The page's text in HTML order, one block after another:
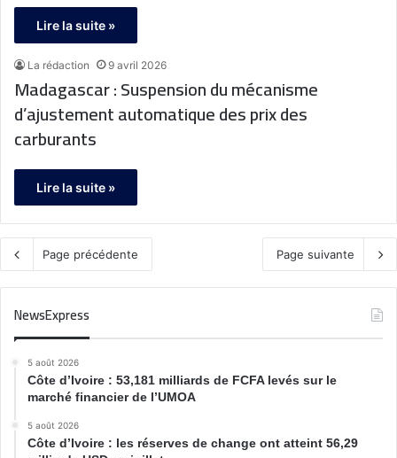
Lire la suite »
La rédaction 9 avril 2026
Madagascar : Suspension du mécanisme
d’ajustement automatique des prix des
carburants
Lire la suite »
Page précédente Page suivante
NewsExpress
5 août 2026
Côte d’Ivoire : 53,181 milliards de FCFA levés sur le
marché financier de l’UMOA
5 août 2026
Côte d’Ivoire : les réserves de change ont atteint 56,29